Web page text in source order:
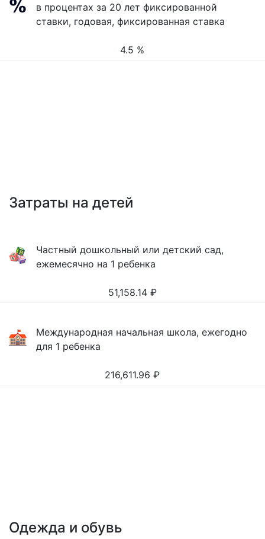
в процентах за 20 лет фиксированной
ставки, годовая, фиксированная ставка
4.5 %
Затраты на детей
Частный дошкольный или детский сад,
ежемесячно на 1 ребенка
51,158.14 ₽
Международная начальная школа, ежегодно
для 1 ребенка
216,611.96 ₽
Одежда и обувь